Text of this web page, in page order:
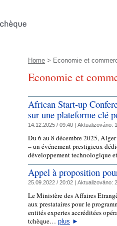
Home > Economie et
Economie et
African Start-up
sur une plateforme clé
14.12.2025 / 09:40 | Aktualizováno:
Du 6 au 8 décembre 2025,
– un événement prestigieux
développement technologique
Appel à proposition
25.09.2022 / 20:02 | Aktualizováno:
Le Ministère des Affaires
aux prestataires pour le
entités expertes accréditées
tchèque… plus ►